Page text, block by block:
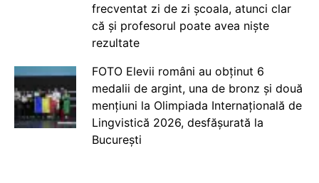
frecventat zi de zi școala, atunci clar
că și profesorul poate avea niște
rezultate
FOTO Elevii români au obținut 6
medalii de argint, una de bronz și două
mențiuni la Olimpiada Internațională de
Lingvistică 2026, desfășurată la
București